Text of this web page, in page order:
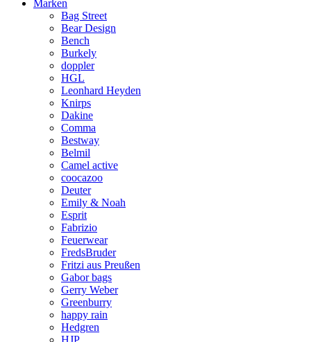
Marken
Bag Street
Bear Design
Bench
Burkely
doppler
HGL
Leonhard Heyden
Knirps
Dakine
Comma
Bestway
Belmil
Camel active
coocazoo
Deuter
Emily & Noah
Esprit
Fabrizio
Feuerwear
FredsBruder
Fritzi aus Preußen
Gabor bags
Gerry Weber
Greenburry
happy rain
Hedgren
HJP